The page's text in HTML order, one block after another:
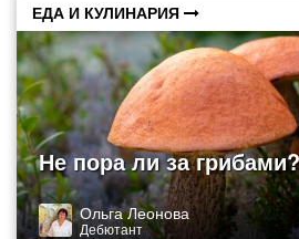
ЕДА И КУЛИНАРИЯ
Не пора ли за
Ольга Леонова
Дебютант